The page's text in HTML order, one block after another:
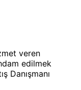
veren
edilmek
Danışmanı